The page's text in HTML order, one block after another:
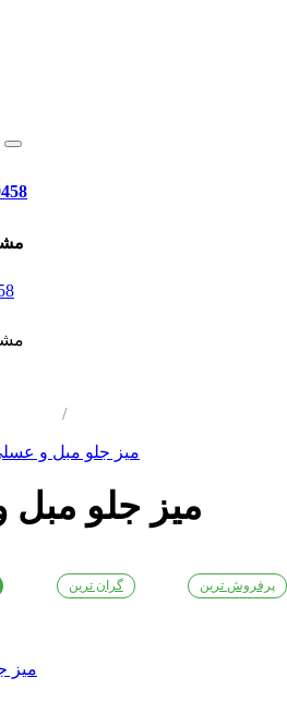
/
میز جلو مبل و
میز جلو
گران ترین پرفروش ترین